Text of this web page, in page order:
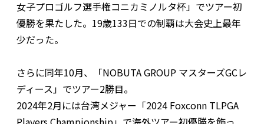
女子プロゴルフ選手権コニカミノルタ杯」でツアー初
優勝を果たした。19歳133日での制覇は大会史上最年
少だった。
さらに同年10月、「NOBUTA GROUP マスターズGCレ
ディース」でツアー2勝目。
2024年2月には台湾メジャー「2024 Foxconn TLPGA